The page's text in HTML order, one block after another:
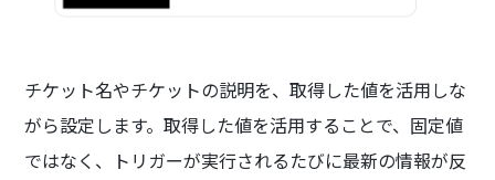
チケット名やチケットの説明を、取得した値を活用しな
がら設定します。取得した値を活用することで、固定値
ではなく、トリガーが実行されるたびに最新の情報が反